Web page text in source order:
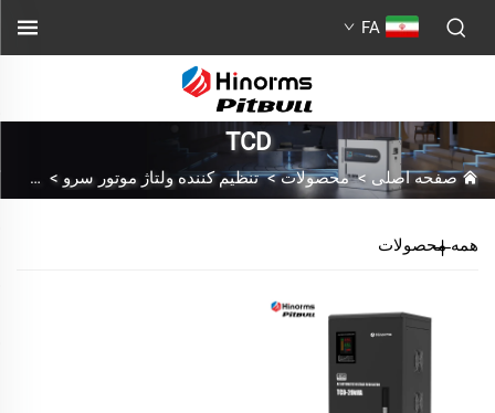
FA
TCD
صفحه اصلی >محصولات>تنظیم کننده ولتاژ موتور سرو > سری
همه محصولات